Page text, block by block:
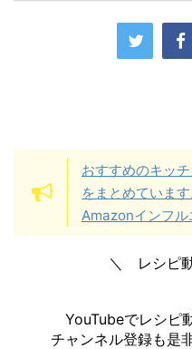
おすすめのキッ
をまとめています
Amazonインフル
＼ レシピ
YouTubeでレシピ
チャンネル登録も是